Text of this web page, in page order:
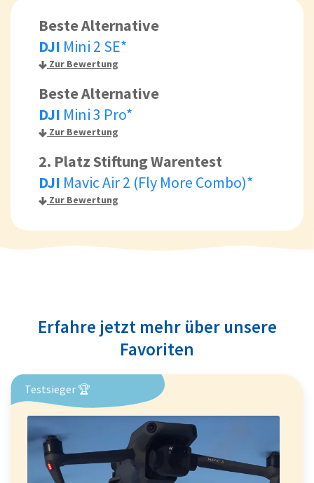
Beste Alternative
DJI Mini 2 SE*
Zur Bewertung
Beste Alternative
DJI Mini 3 Pro*
Zur Bewertung
2. Platz Stiftung Warentest
DJI Mavic Air 2 (Fly More Combo)*
Zur Bewertung
Erfahre jetzt mehr über unsere
Favoriten
Testsieger 🏆